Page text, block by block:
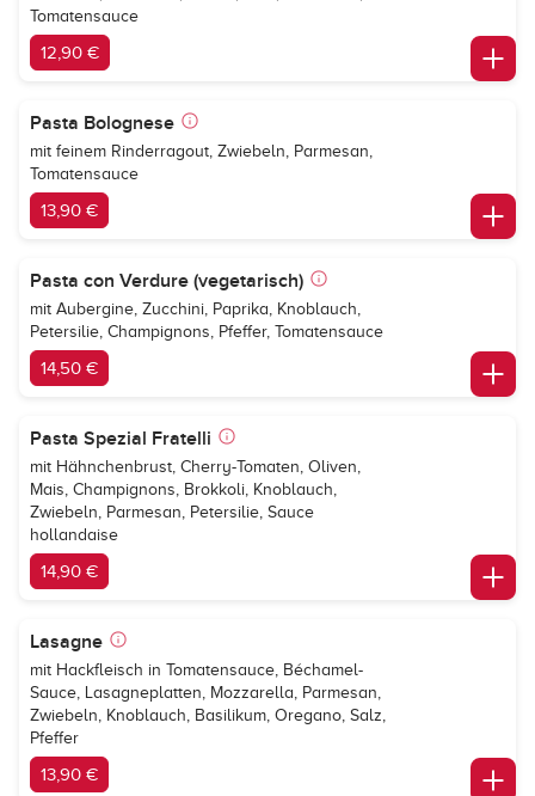
Tomatensauce
12,90 €
Pasta Bolognese
mit feinem Rinderragout, Zwiebeln, Parmesan,
Tomatensauce
13,90 €
Pasta con Verdure (vegetarisch)
mit Aubergine, Zucchini, Paprika, Knoblauch,
Petersilie, Champignons, Pfeffer, Tomatensauce
14,50 €
Pasta Spezial Fratelli
mit Hähnchenbrust, Cherry-Tomaten, Oliven,
Mais, Champignons, Brokkoli, Knoblauch,
Zwiebeln, Parmesan, Petersilie, Sauce
hollandaise
14,90 €
Lasagne
mit Hackfleisch in Tomatensauce, Béchamel-
Sauce, Lasagneplatten, Mozzarella, Parmesan,
Zwiebeln, Knoblauch, Basilikum, Oregano, Salz,
Pfeffer
13,90 €